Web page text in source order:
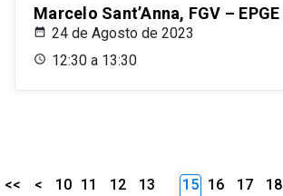
Marcelo Sant’Anna, FGV – EPGE
24 de Agosto de 2023
12:30 a 13:30
<< < 10 11 12
13
15 16 17
18